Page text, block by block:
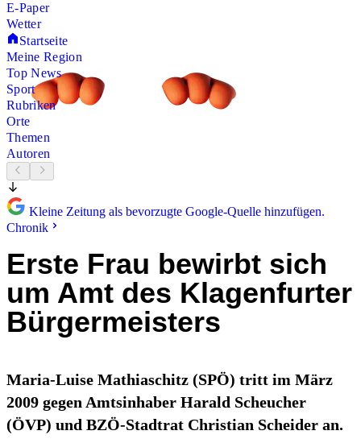
E-Paper
Wetter
Startseite
Meine Region
Top News
Sport
Rubriken
Orte
Themen
Autoren
Kleine Zeitung als bevorzugte Google-Quelle hinzufügen.
Chronik
Erste Frau bewirbt sich
um Amt des Klagenfurter
Bürgermeisters
Maria-Luise Mathiaschitz (SPÖ) tritt im März
2009 gegen Amtsinhaber Harald Scheucher
(ÖVP) und BZÖ-Stadtrat Christian Scheider an.